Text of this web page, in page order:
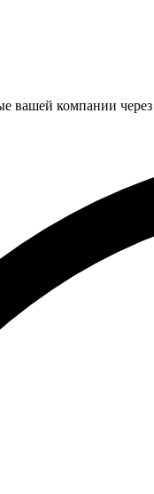
вашей компании